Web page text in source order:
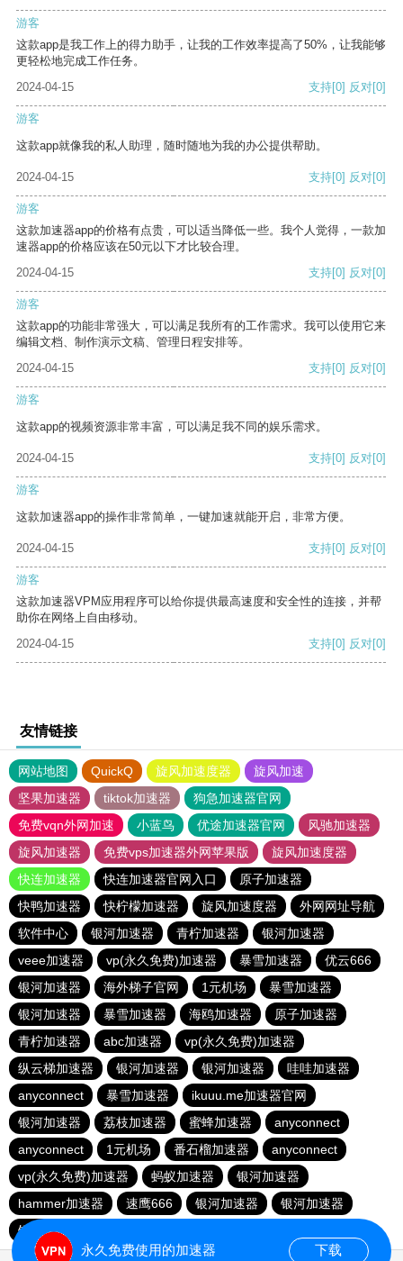
游客
这款app是我工作上的得力助手，让我的工作效率提高了50%，让我能够
更轻松地完成工作任务。
2024-04-15
支持[0] 反对[0]
游客
这款app就像我的私人助理，随时随地为我的办公提供帮助。
2024-04-15 支持[0] 反对[0]
游客
这款加速器app的价格有点贵，可以适当降低一些。我个人觉得，一款加
速器app的价格应该在50元以下才比较合理。
2024-04-15
支持[0] 反对[0]
游客
这款app的功能非常强大，可以满足我所有的工作需求。我可以使用它来
编辑文档、制作演示文稿、管理日程安排等。
2024-04-15
支持[0] 反对[0]
游客
这款app的视频资源非常丰富，可以满足我不同的娱乐需求。
2024-04-15 支持[0] 反对[0]
游客
这款加速器app的操作非常简单，一键加速就能开启，非常方便。
2024-04-15 支持[0] 反对[0]
游客
这款加速器VPM应用程序可以给你提供最高速度和安全性的连接，并帮
助你在网络上自由移动。
2024-04-15
支持[0] 反对[0]
友情链接
网站地图 QuickQ 旋风加速度器
旋风加速
坚果加速器
tiktok加速器
狗急加速器官网
免费vqn外网加速
小蓝鸟 优途加速器官网
风驰加速器
旋风加速器
免费vps加速器外网苹果版
旋风加速度器
快连加速器
快连加速器官网入口
原子加速器
快鸭加速器
快柠檬加速器 旋风加速度器
外网网址导航
软件中心
银河加速器 青柠加速器
银河加速器
veee加速器
vp(永久免费)加速器 暴雪加速器
优云666
银河加速器
海外梯子官网 1元机场
暴雪加速器
银河加速器
暴雪加速器 海鸥加速器
原子加速器
青柠加速器
abc加速器
vp(永久免费)加速器
纵云梯加速器
银河加速器 银河加速器
哇哇加速器
anyconnect
暴雪加速器
ikuuu.me加速器官网
银河加速器
荔枝加速器 蜜蜂加速器
anyconnect
anyconnect
1元机场 番石榴加速器
anyconnect
vp(永久免费)加速器
蚂蚁加速器
银河加速器
hammer加速器
速鹰666 银河加速器
银河加速器
银河加速器
永久免费使用的加速器 下载